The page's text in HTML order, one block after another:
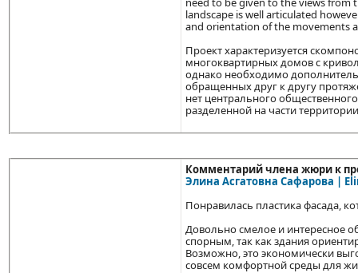
landscape is well articulated
and orientation of the movements
Проект характеризуется
многоквартирных домов с
однако необходимо
обращенных друг к другу
нет центрального
разделенной на части
Комментарий члена жюри к
Элина Асгатовна Сафарова |
Понравилась пластика фасада,
Довольно смелое и интересное
спорным, так как здания
Возможно, это экономически
совсем комфортной среды для